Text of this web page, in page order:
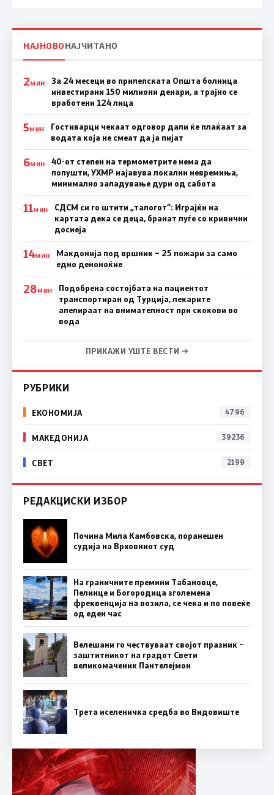
НАЈНОВОНАЈЧИТАНО
2МИН
За 24 месеци во прилепската Општа болница
инвестирани 150 милиони денари, а трајно се
вработени 124 лица
5МИН
Гостиварци чекаат одговор дали ќе плаќаат за
водата која не смеат да ја пијат
6МИН
40-от степен на термометрите нема да
попушти, УХМР најавува локални невремиња,
минимално заладување дури од сабота
11МИН
СДСМ си го штити „талогот“: Играјќи на
картата дека се деца, бранат луѓе со кривични
досиеја
14МИН
Макдонија под вршник – 25 пожари за само
едно деноноќие
28МИН
Подобрена состојбата на пациентот
транспортиран од Турција, лекарите
апелираат на внимателност при скокови во
вода
ПРИКАЖИ УШТЕ ВЕСТИ →
РУБРИКИ
ЕКОНОМИЈА 4796
МАКЕДОНИЈА 39236
СВЕТ 2199
РЕДАКЦИСКИ ИЗБОР
Почина Мила Камбовска, поранешен
судија на Врховниот суд
На граничните премини Табановце,
Пелинце и Богородица зголемена
фреквенција на возила, се чека и по повеќе
од еден час
Велешани го чествуваат својот празник –
заштитникот на градот Свети
великомаченик Пантелејмон
Трета иселеничка средба во Видовиште